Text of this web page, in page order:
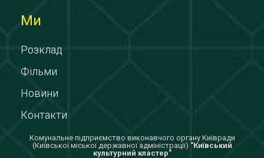
Ми
Розклад
Фільми
Новини
Контакти
Комунальне підприємство виконавчого органу Київради
(Київської міської державної адміністрації) "Київський
культурний кластер"